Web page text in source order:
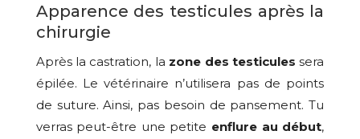
Apparence des testicules après la
chirurgie
Après la castration, la zone des testicules sera
épilée. Le vétérinaire n’utilisera pas de points
de suture. Ainsi, pas besoin de pansement. Tu
verras peut-être une petite enflure au début,